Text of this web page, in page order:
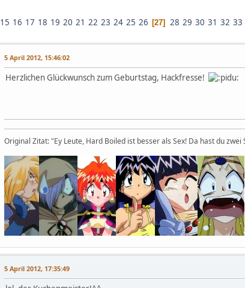
15 16 17 18 19 20 21 22 23 24 25 26 27 28 29 30 31 32 33
5 April 2012, 15:46:02
Herzlichen Glückwunsch zum Geburtstag, Hackfresse!
Original Zitat: "Ey Leute, Hard Boiled ist besser als Sex! Da hast du zwei
5 April 2012, 17:35:49